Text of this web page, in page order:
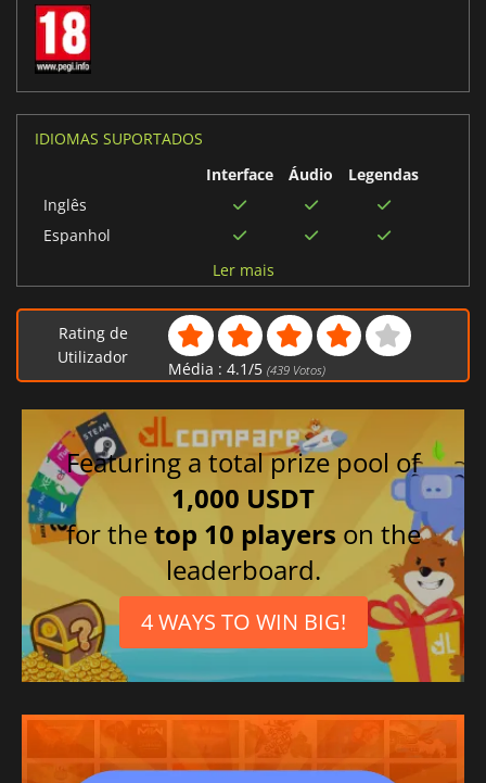
IDIOMAS SUPORTADOS
Interface
Áudio
Legendas
Inglês
Espanhol
Coreano
Árabe
Francês
Português brasileiro
Alemão
Russo
Chinês tradicional
Italiano
Ler mais
Rating de
Utilizador
Média : 4.1/5 (439Votos)
Featuring a total prize pool of
1,000 USDT
for thetop 10 players on the
leaderboard.
4 WAYS TO WIN BIG!